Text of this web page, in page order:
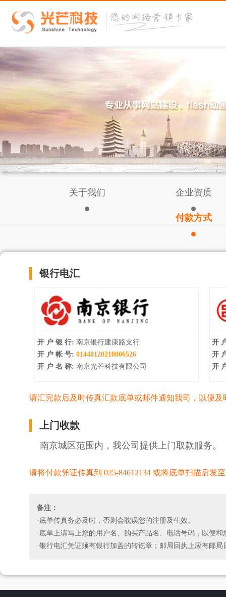
关于我们 企业资质
付款方式
银行电汇
开 户 银 行: 南京银行建康路支行
开 户 帐 号: 01440120210006526
开 户 名 称: 南京光芒科技有限公司
开
开
开
请汇完款后及时传真汇款底单或邮件通知我司，以便
上门收款
南京城区范围内，我公司提供上门取款服务。
请将付款凭证传真到 025-84612134 或将底单扫描后发至
备注：
·底单传真务必及时，否则会耽误您的注册及生效。
·底单上请写上您的用户名、购买产品名、电话号码，以便和
·银行电汇凭证须有银行加盖的转讫章；邮局回执上应有邮局